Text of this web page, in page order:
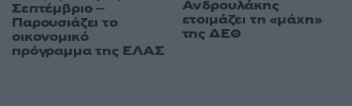
Σεπτέμβριο –
Παρουσιάζει το
οικονομικό
πρόγραμμα της ΕΛΑΣ
Ανδρουλάκης
ετοιμάζει τη «μάχη»
της ΔΕΘ